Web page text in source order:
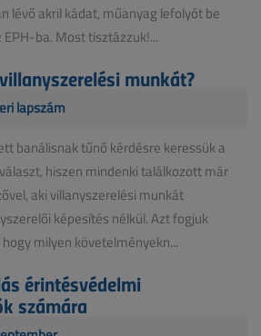
lévő akril kádat, műanyag lefolyót be
ba. Most tisztázzuk!...
munkát?
lapszám
banálisnak tűnő kérdésre keressük a
hiszen mindenki találkozott már
aki villanyszerelési munkát
képesítés nélkül. Azt fogjuk
milyen követelményekn...
érintésvédelmi
számára